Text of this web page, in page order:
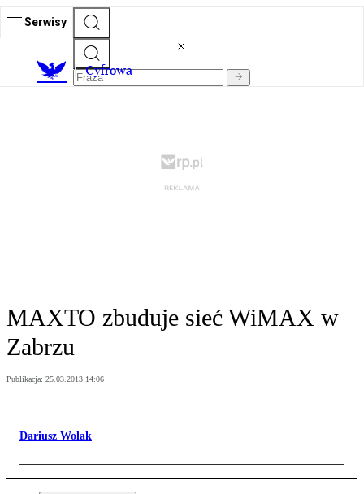
Serwisy
Cyfrowa
MAXTO zbuduje sieć WiMAX w
Zabrzu
Publikacja: 25.03.2013 14:06
Dariusz Wolak